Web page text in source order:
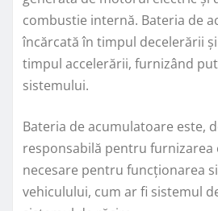
combustie internă. Bateria de
încărcată în timpul decelerării
timpul accelerării, furnizând
sistemului.
Bateria de acumulatoare este,
responsabilă pentru furnizarea
necesare pentru funcționarea
vehiculului, cum ar fi sistemul